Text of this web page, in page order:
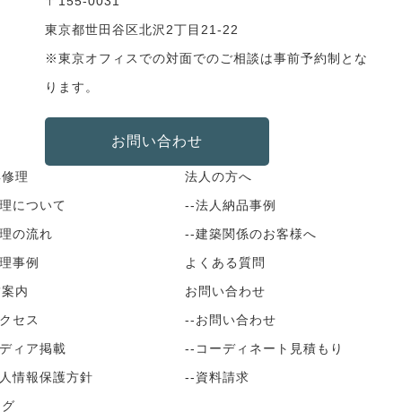
東京都世田谷区北沢2丁目21-22
※東京オフィスでの対面でのご相談は事前予約制とな
ります。
お問い合わせ
理
について
の流れ
事例
内
セス
ィア掲載
情報保護方針
法人の方へ
--法人納品事例
--建築関係のお客様へ
よくある質問
お問い合わせ
--お問い合わせ
--コーディネート見積もり
--資料請求